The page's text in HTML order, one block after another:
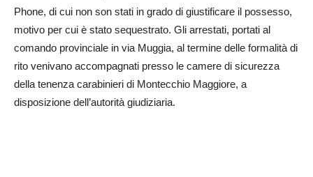
Phone, di cui non son stati in grado di giustificare il possesso,
motivo per cui è stato sequestrato. Gli arrestati, portati al
comando provinciale in via Muggia, al termine delle formalità di
rito venivano accompagnati presso le camere di sicurezza
della tenenza carabinieri di Montecchio Maggiore, a
disposizione dell’autorità giudiziaria.